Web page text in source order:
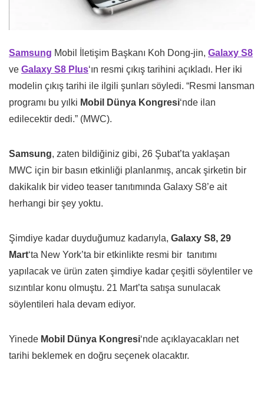
Samsung Mobil İletişim Başkanı Koh Dong-jin, Galaxy S8
ve Galaxy S8 Plus‘ın resmi çıkış tarihini açıkladı. Her iki
modelin çıkış tarihi ile ilgili şunları söyledi. “Resmi lansman
programı bu yılki Mobil Dünya Kongresi‘nde ilan
edilecektir dedi.” (MWC).
Samsung, zaten bildiğiniz gibi, 26 Şubat’ta yaklaşan
MWC için bir basın etkinliği planlanmış, ancak şirketin bir
dakikalık bir video teaser tanıtımında Galaxy S8’e ait
herhangi bir şey yoktu.
Şimdiye kadar duyduğumuz kadarıyla, Galaxy S8, 29
Mart‘ta New York’ta bir etkinlikte resmi bir tanıtımı
yapılacak ve ürün zaten şimdiye kadar çeşitli söylentiler ve
sızıntılar konu olmuştu. 21 Mart’ta satışa sunulacak
söylentileri hala devam ediyor.
Yinede Mobil Dünya Kongresi‘nde açıklayacakları net
tarihi beklemek en doğru seçenek olacaktır.